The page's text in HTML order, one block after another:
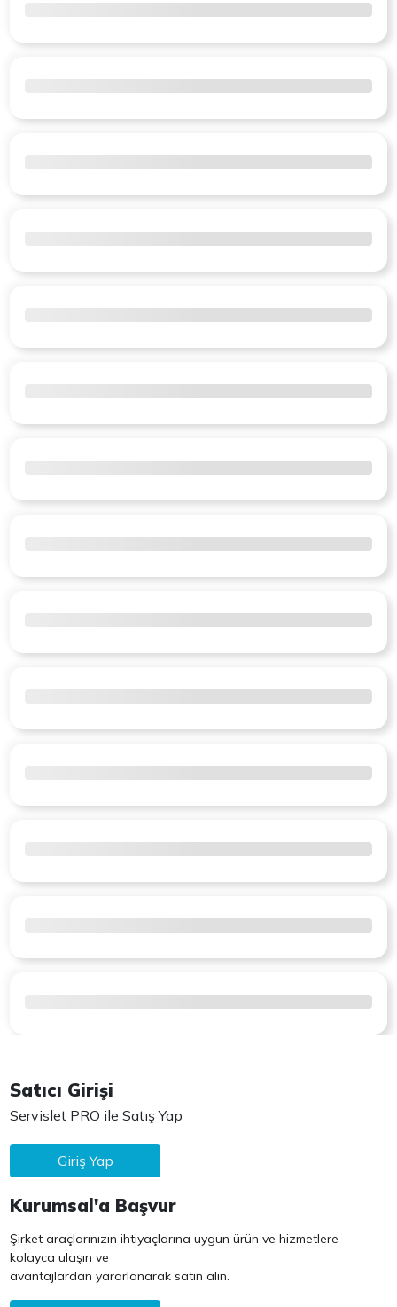
Satıcı Girişi
Servislet PRO ile Satış Yap
Giriş Yap
Kurumsal'a Başvur
Şirket araçlarınızın ihtiyaçlarına uygun ürün ve hizmetlere
kolayca ulaşın ve
avantajlardan yararlanarak satın alın.